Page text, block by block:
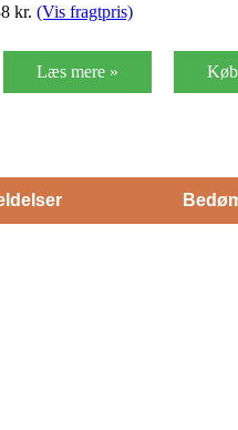
kr. (Vis fragtpris)
Læs mere »